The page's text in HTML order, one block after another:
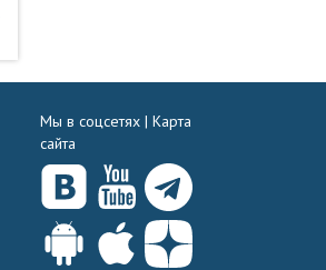
Мы в соцсетях | Карта
сайта